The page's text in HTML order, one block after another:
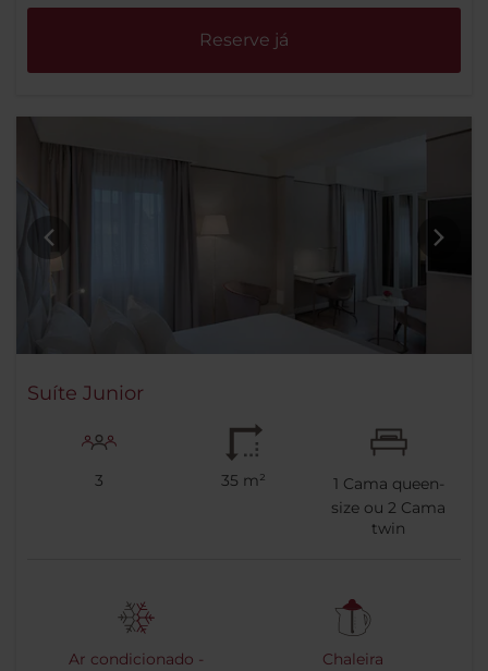
Reserve já
Suíte Junior
3 35 m² 1 Cama queen-
size ou2 Cama
twin
Ar condicionado -
Chaleira